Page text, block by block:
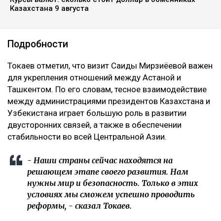
Казахстана 9 августа
Подробности
Токаев отметил, что визит Саиды Мирзиёевой важен
для укрепления отношений между Астаной и
Ташкентом. По его словам, тесное взаимодействие
между администрациями президентов Казахстана и
Узбекистана играет большую роль в развитии
двусторонних связей, а также в обеспечении
стабильности во всей Центральной Азии.
- Наши страны сейчас находятся на
решающем этапе своего развития. Нам
нужны мир и безопасность. Только в этих
условиях мы сможем успешно проводить
реформы, - сказал Токаев.